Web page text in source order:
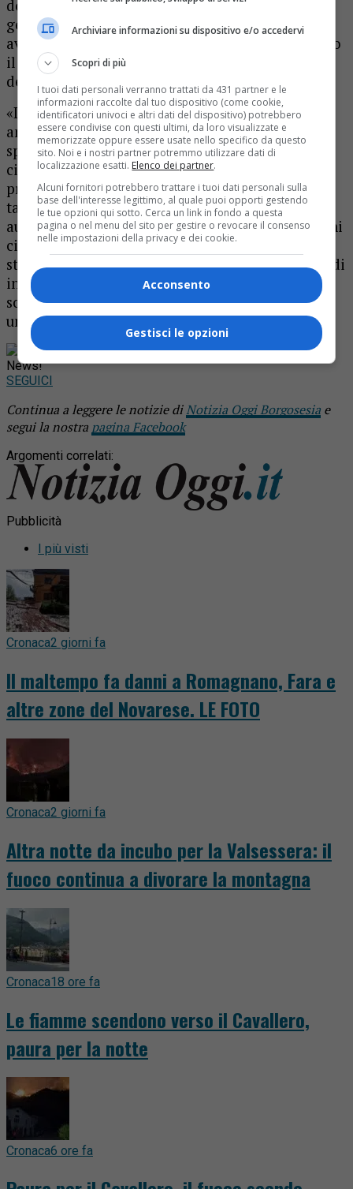
dopo la morte di Piercarlo Zanetti avvenuta nel
gennaio 2011 Prino ha iniziato la propria
avventura da sindaco. E ora, dopo aver governato
il paese negli ultimi cinque anni, ha preso la
decisione di mettersi nuovamente alla prova.
«La nostra intenzione è quella di continuare ad
amministrare come abbiamo sempre fatto –
spiega -, mirata a non andare a pressare troppo i
cittadini dal punto di vista finanziario. La nostra
priorità sarà di riuscire a mantenere invariate le
tasse il più possibile o se proprio indispensabile
aumentarle in parte minima. In questi cinque anni
ci siamo riusciti e vogliamo proseguire su questa
strada. Nel programma non abbiamo intenzione di
inserire alcun intervento di grande portata,
soprattutto economica, ma ci presenteremo con
un programma reale, fattibile e senza eccessi».
Rimani aggiornato seguendoci su Google
News!
SEGUICI
Continua a leggere le notizie diNotizia Oggi Borgosesia e
segui la nostra pagina Facebook
Argomenti correlati:
Pubblicità
I più visti
Cronaca2 giorni fa
Il maltempo fa danni a Romagnano, Fara e
altre zone del Novarese. LE FOTO
Cronaca2 giorni fa
Altra notte da incubo per la Valsessera: il
fuoco continua a divorare la montagna
Cronaca18 ore fa
Le fiamme scendono verso il Cavallero,
paura per la notte
Cronaca6 ore fa
Archiviare informazioni su dispositivo e/o accedervi
Scopri di più
I tuoi dati personali verranno trattati da 431 partner e le
informazioni raccolte dal tuo dispositivo (come cookie,
identificatori univoci e altri dati del dispositivo) potrebbero
essere condivise con questi ultimi, da loro visualizzate e
memorizzate oppure essere usate nello specifico da questo
sito. Noi e i nostri partner potremmo utilizzare dati di
localizzazione esatti. Elenco dei partner.
Alcuni fornitori potrebbero trattare i tuoi dati personali sulla
base dell'interesse legittimo, al quale puoi opporti gestendo
le tue opzioni qui sotto. Cerca un link in fondo a questa
pagina o nel menu del sito per gestire o revocare il consenso
nelle impostazioni della privacy e dei cookie.
Acconsento
Gestisci le opzioni